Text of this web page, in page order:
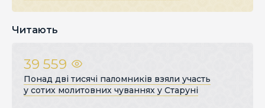
Читають
39 559
Понад дві тисячі паломників взяли участь
у сотих молитовних чуваннях у Старуні